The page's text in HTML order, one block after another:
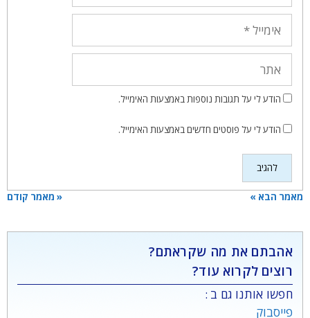
הודע לי על תגובות נוספות באמצעות האימייל.
הודע לי על פוסטים חדשים באמצעות האימייל.
« מאמר קודם מאמר הבא »
אהבתם את מה שקראתם?
רוצים לקרוא עוד?
חפשו אותנו גם ב :
פייסבוק